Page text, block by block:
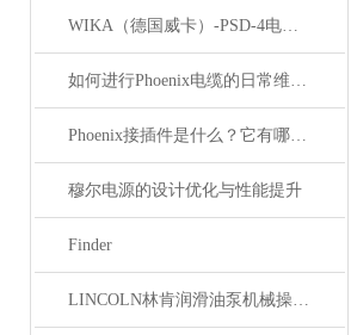
WIKA（德国威卡）-PSD-4电子压力开关
如何进行Phoenix电缆的日常维护和保养？
Phoenix接插件是什么？它有哪些应用？
穆尔电源的设计优化与性能提升
Finder
LINCOLN林肯润滑油泵机械操作原理